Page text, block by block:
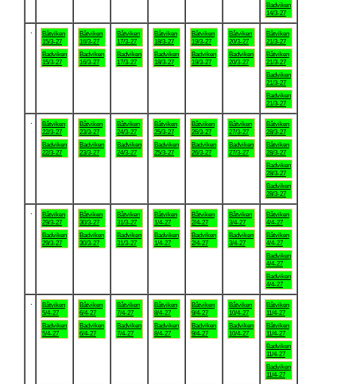
Badviken
14/3-27
Båtviken
15/3-27
Badviken
15/3-27
Båtviken
16/3-27
Badviken
16/3-27
Båtviken
17/3-27
Badviken
17/3-27
Båtviken
18/3-27
Badviken
18/3-27
Båtviken
19/3-27
Badviken
19/3-27
Båtviken
20/3-27
Badviken
20/3-27
Båtviken
21/3-27
Båtviken
21/3-27
Badviken
21/3-27
Badviken
21/3-27
Båtviken
22/3-27
Badviken
22/3-27
Båtviken
23/3-27
Badviken
23/3-27
Båtviken
24/3-27
Badviken
24/3-27
Båtviken
25/3-27
Badviken
25/3-27
Båtviken
26/3-27
Badviken
26/3-27
Båtviken
27/3-27
Badviken
27/3-27
Båtviken
28/3-27
Båtviken
28/3-27
Badviken
28/3-27
Badviken
28/3-27
Båtviken
29/3-27
Badviken
29/3-27
Båtviken
30/3-27
Badviken
30/3-27
Båtviken
31/3-27
Badviken
31/3-27
Båtviken
1/4-27
Badviken
1/4-27
Båtviken
2/4-27
Badviken
2/4-27
Båtviken
3/4-27
Badviken
3/4-27
Båtviken
4/4-27
Båtviken
4/4-27
Badviken
4/4-27
Badviken
4/4-27
Båtviken
5/4-27
Badviken
5/4-27
Båtviken
6/4-27
Badviken
6/4-27
Båtviken
7/4-27
Badviken
7/4-27
Båtviken
8/4-27
Badviken
8/4-27
Båtviken
9/4-27
Badviken
9/4-27
Båtviken
10/4-27
Badviken
10/4-27
Båtviken
11/4-27
Båtviken
11/4-27
Badviken
11/4-27
Badviken
11/4-27